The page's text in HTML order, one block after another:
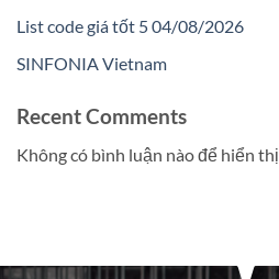
List code giá tốt 5 04/08/2026
SINFONIA Vietnam
Recent Comments
Không có bình luận nào để hiển thị.